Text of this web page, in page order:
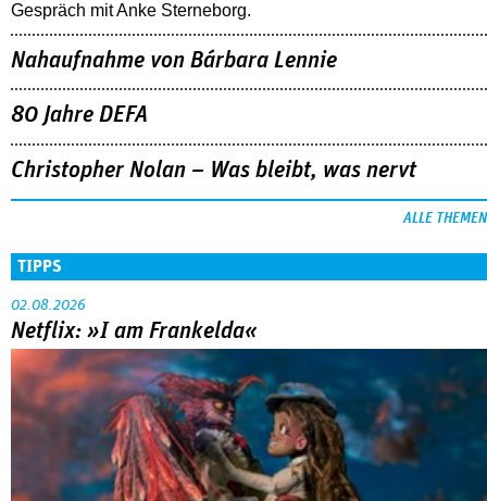
Gespräch mit Anke Sterneborg.
Nahaufnahme von Bárbara Lennie
80 Jahre DEFA
Christopher Nolan – Was bleibt, was nervt
ALLE THEMEN
TIPPS
02.08.2026
Netflix: »I am Frankelda«